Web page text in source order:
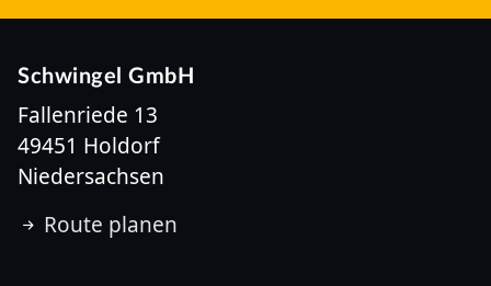
Schwingel GmbH
Fallenriede 13
49451 Holdorf
Niedersachsen
Route planen